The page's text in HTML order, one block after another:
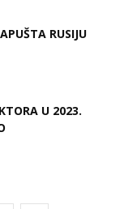
RUSIJU
U 2023.